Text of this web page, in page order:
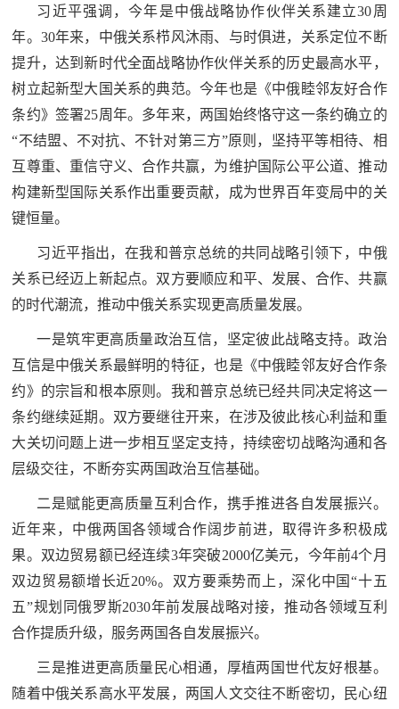
防
知
识
全
国
防
子
弟
兵
子
国
防
员
国
防
动
员
人
民
防
空
国
智
库
习近平强调，今年是中俄战略协作伙伴关系建立30周
年。30年来，中俄关系栉风沐雨、与时俱进，关系定位不断
提升，达到新时代全面战略协作伙伴关系的历史最高水平，
树立起新型大国关系的典范。今年也是《中俄睦邻友好合作
条约》签署25周年。多年来，两国始终恪守这一条约确立的
“不结盟、不对抗、不针对第三方”原则，坚持平等相待、相
互尊重、重信守义、合作共赢，为维护国际公平公道、推动
构建新型国际关系作出重要贡献，成为世界百年变局中的关
键恒量。
习近平指出，在我和普京总统的共同战略引领下，中俄
关系已经迈上新起点。双方要顺应和平、发展、合作、共赢
的时代潮流，推动中俄关系实现更高质量发展。
一是筑牢更高质量政治互信，坚定彼此战略支持。政治
互信是中俄关系最鲜明的特征，也是《中俄睦邻友好合作条
约》的宗旨和根本原则。我和普京总统已经共同决定将这一
条约继续延期。双方要继往开来，在涉及彼此核心利益和重
大关切问题上进一步相互坚定支持，持续密切战略沟通和各
层级交往，不断夯实两国政治互信基础。
二是赋能更高质量互利合作，携手推进各自发展振兴。
近年来，中俄两国各领域合作阔步前进，取得许多积极成
果。双边贸易额已经连续3年突破2000亿美元，今年前4个月
双边贸易额增长近20%。双方要乘势而上，深化中国“十五
五”规划同俄罗斯2030年前发展战略对接，推动各领域互利
合作提质升级，服务两国各自发展振兴。
三是推进更高质量民心相通，厚植两国世代友好根基。
随着中俄关系高水平发展，两国人文交往不断密切，民心纽